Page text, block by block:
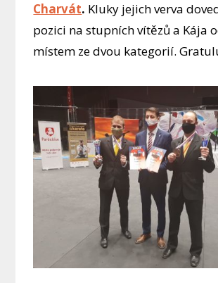
Charvát. Kluky jejich verva
pozici na stupních vítězů a Kája
místem ze dvou kategorií.